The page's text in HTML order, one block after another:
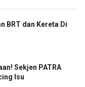
BRT dan Kereta Di
Sekjen PATRA
Isu